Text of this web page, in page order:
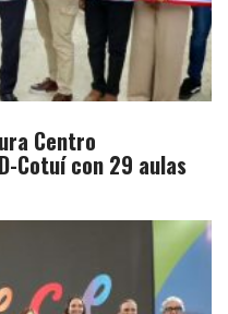
Centro
Cotuí con 29 aulas